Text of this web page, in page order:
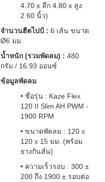
4.70 x ลึก 4.80 x สูง
2.60 นิ้ว)
จำนวนฮีตไปป์ : 6 เส้น ขนาด
Ø6 มม.
น้ำหนัก (รวมพัดลม) : 480
กรัม / 16.93 ออนซ์
ข้อมูลพัดลม
• ชื่อรุ่น : Kaze Flex
120 II Slim AH PWM -
1900 RPM
• ขนาดพัดลม : 120 x
120 x 15 มม. (พร้อม
ยางกันสั่น)
• ความเร็วรอบ : 300 ±
200 ถึง 1900 ± รอบต่อ